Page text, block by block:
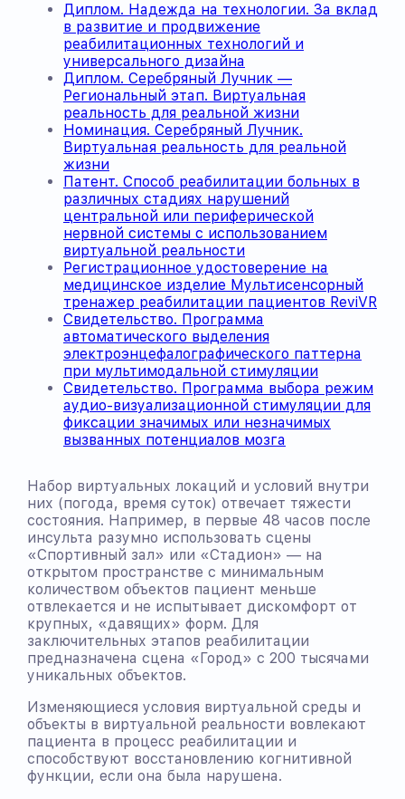
Диплом. Надежда на технологии. За вклад
в развитие и продвижение
реабилитационных технологий и
универсального дизайна
Диплом. Серебряный Лучник —
Региональный этап. Виртуальная
реальность для реальной жизни
Номинация. Серебряный Лучник.
Виртуальная реальность для реальной
жизни
Патент. Способ реабилитации больных в
различных стадиях нарушений
центральной или периферической
нервной системы с использованием
виртуальной реальности
Регистрационное удостоверение на
медицинское изделие Мультисенсорный
тренажер реабилитации пациентов ReviVR
Свидетельство. Программа
автоматического выделения
электроэнцефалографического паттерна
при мультимодальной стимуляции
Свидетельство. Программа выбора режим
аудио-визуализационной стимуляции для
фиксации значимых или незначимых
вызванных потенциалов мозга
Набор виртуальных локаций и условий внутри
них (погода, время суток) отвечает тяжести
состояния. Например, в первые 48 часов после
инсульта разумно использовать сцены
«Спортивный зал» или «Стадион» — на
открытом пространстве с минимальным
количеством объектов пациент меньше
отвлекается и не испытывает дискомфорт от
крупных, «давящих» форм. Для
заключительных этапов реабилитации
предназначена сцена «Город» с 200 тысячами
уникальных объектов.
Изменяющиеся условия виртуальной среды и
объекты в виртуальной реальности вовлекают
пациента в процесс реабилитации и
способствуют восстановлению когнитивной
функции, если она была нарушена.